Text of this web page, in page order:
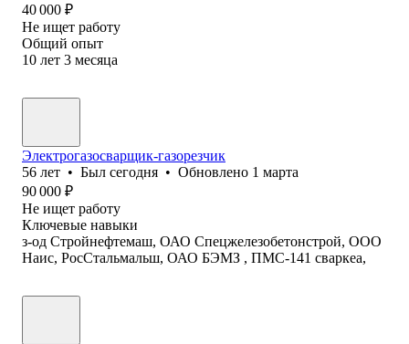
40 000 ₽
Не ищет работу
Общий опыт
10 лет 3 месяца
Электрогазосварщик-газорезчик
56 лет • Был сегодня • Обновлено 1 марта
90 000 ₽
Не ищет работу
Ключевые навыки
з-од Стройнефтемаш, ОАО Спецжелезобетонстрой, ООО
Наис, РосСтальмальш, ОАО БЭМЗ , ПМС-141 сваркеа,